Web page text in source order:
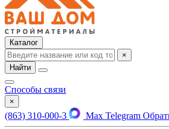
Каталог
×
Найти
Способы связи
×
(863) 310-000-3 Max Telegram